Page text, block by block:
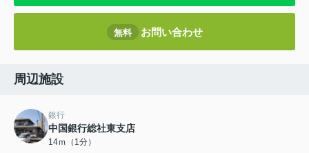
無料 お問い合わせ
周辺施設
銀行
中国銀行総社東支店
14ｍ（1分）